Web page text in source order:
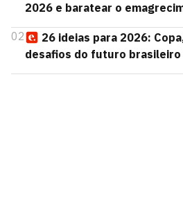
2026 e baratear o
02
26 ideias para 2026:
desafios do futuro brasileiro